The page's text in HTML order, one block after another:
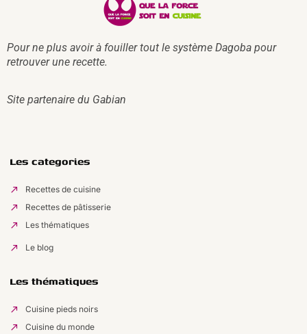
Pour ne plus avoir à fouiller tout le système Dagoba pour
retrouver une recette.
Site partenaire du Gabian
Les categories
Recettes de cuisine
Recettes de pâtisserie
Les thématiques
Le blog
Les thématiques
Cuisine pieds noirs
Cuisine du monde